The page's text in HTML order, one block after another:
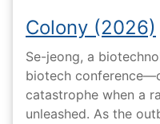
Colony (2026)
Se-jeong, a
biotech
catastrophe when a
unleashed. As the